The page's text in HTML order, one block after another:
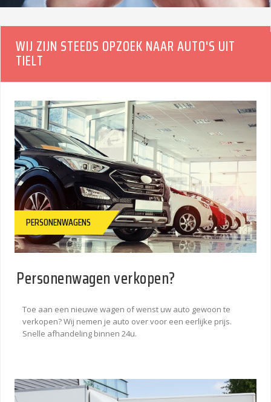
BINNEN 24U
WIJ ZIJN STEEDS OPZOEK NAAR AUTO'S UIT
TIELT
PERSONENWAGENS
Personenwagen verkopen?
Toe aan een nieuwe wagen of wenst uw auto gewoon te
verkopen? Wij nemen je auto over voor een eerlijke prijs.
Snelle afhandeling binnen 24u.